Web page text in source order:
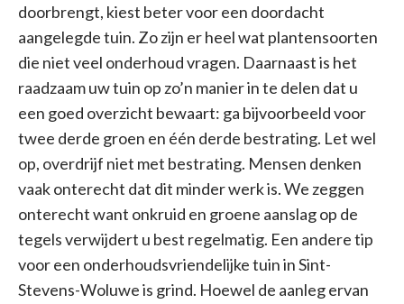
doorbrengt, kiest beter voor een doordacht
aangelegde tuin. Zo zijn er heel wat plantensoorten
die niet veel onderhoud vragen. Daarnaast is het
raadzaam uw tuin op zo’n manier in te delen dat u
een goed overzicht bewaart: ga bijvoorbeeld voor
twee derde groen en één derde bestrating. Let wel
op, overdrijf niet met bestrating. Mensen denken
vaak onterecht dat dit minder werk is. We zeggen
onterecht want onkruid en groene aanslag op de
tegels verwijdert u best regelmatig. Een andere tip
voor een onderhoudsvriendelijke tuin in Sint-
Stevens-Woluwe is grind. Hoewel de aanleg ervan